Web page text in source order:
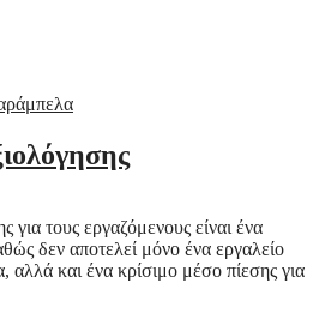
για τους εργαζόμενους είναι ένα
δεν αποτελεί μόνο ένα εργαλείο
αλλά και ένα κρίσιμο μέσο πίεσης για